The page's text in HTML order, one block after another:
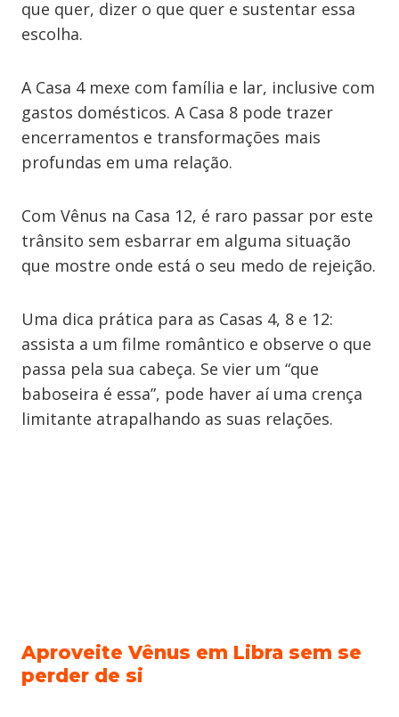
que quer, dizer o que quer e sustentar essa
escolha.
A Casa 4 mexe com família e lar, inclusive com
gastos domésticos. A Casa 8 pode trazer
encerramentos e transformações mais
profundas em uma relação.
Com Vênus na Casa 12, é raro passar por este
trânsito sem esbarrar em alguma situação
que mostre onde está o seu medo de rejeição.
Uma dica prática para as Casas 4, 8 e 12:
assista a um filme romântico e observe o que
passa pela sua cabeça. Se vier um “que
baboseira é essa”, pode haver aí uma crença
limitante atrapalhando as suas relações.
Aproveite Vênus em Libra sem se
perder de si